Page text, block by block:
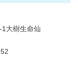
大樹生命仙